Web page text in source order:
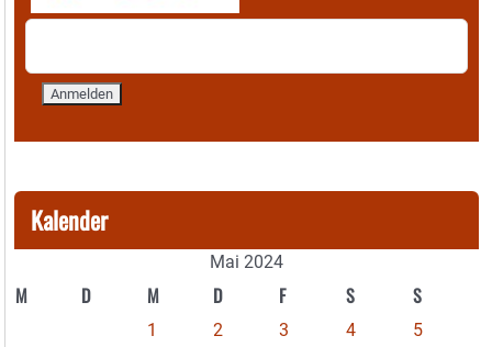
Kalender
Mai 2024
M D M D F S S
1 2 3 4
5